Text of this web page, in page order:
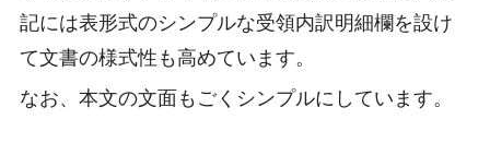
記には表形式のシンプルな受領内訳明細欄を設け
て文書の様式性も高めています。
なお、本文の文面もごくシンプルにしています。